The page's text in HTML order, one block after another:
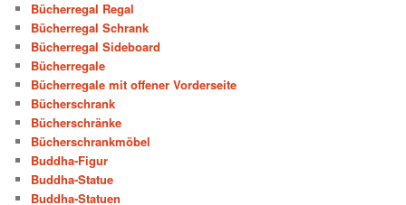
Bücherregal Regal
Bücherregal Schrank
Bücherregal Sideboard
Bücherregale
Bücherregale mit offener Vorderseite
Bücherschrank
Bücherschränke
Bücherschrankmöbel
Buddha-Figur
Buddha-Statue
Buddha-Statuen